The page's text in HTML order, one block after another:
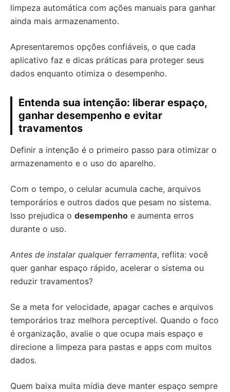
limpeza automática com ações manuais para ganhar
ainda mais armazenamento.
Apresentaremos opções confiáveis, o que cada
aplicativo faz e dicas práticas para proteger seus
dados enquanto otimiza o desempenho.
Entenda sua intenção: liberar espaço,
ganhar desempenho e evitar
travamentos
Definir a intenção é o primeiro passo para otimizar o
armazenamento e o uso do aparelho.
Com o tempo, o celular acumula cache, arquivos
temporários e outros dados que pesam no sistema.
Isso prejudica o desempenho e aumenta erros
durante o uso.
Antes de instalar qualquer ferramenta, reflita: você
quer ganhar espaço rápido, acelerar o sistema ou
reduzir travamentos?
Se a meta for velocidade, apagar caches e arquivos
temporários traz melhora perceptível. Quando o foco
é organização, avalie o que ocupa mais espaço e
direcione a limpeza para pastas e apps com muitos
dados.
Quem baixa muita mídia deve manter espaço sempre